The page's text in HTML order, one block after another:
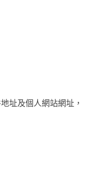
址及個人網站網址，